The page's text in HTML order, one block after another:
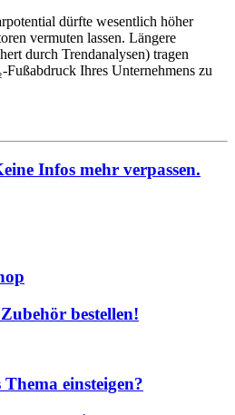
dürfte wesentlich höher
vermuten lassen. Längere
durch Trendanalysen) tragen
Fußabdruck Ihres Unternehmens zu
Infos mehr verpassen.
bestellen!
einsteigen?